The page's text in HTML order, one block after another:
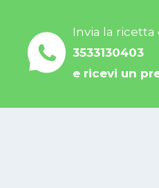
Invia la ricetta
3533130403
e ricevi un